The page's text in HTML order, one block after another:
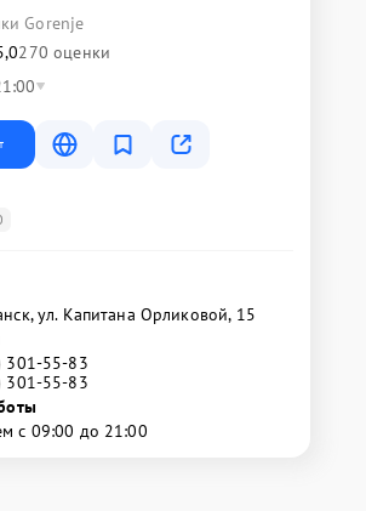
Gorenje
270 оценки
ул. Капитана Орликовой, 15
301-55-83
301-55-83
с 09:00 до 21:00